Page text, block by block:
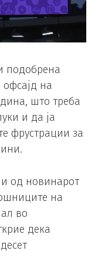
подобрена
офсајд на
што треба
и да ја
фрустрации за
од новинарот
на
во
дека